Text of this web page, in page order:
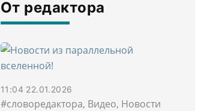
От редактора
11:04 22.01.2026
#словоредактора, Видео, Новости